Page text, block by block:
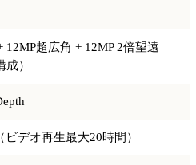
12MP超広角 + 12MP 2倍望遠
成）
ビデオ再生最大20時間）